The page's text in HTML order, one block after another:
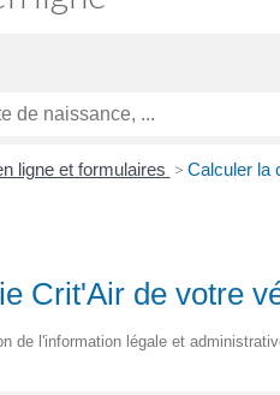
ligne et formulaires > Calculer la
Crit'Air de votre
de l'information légale et